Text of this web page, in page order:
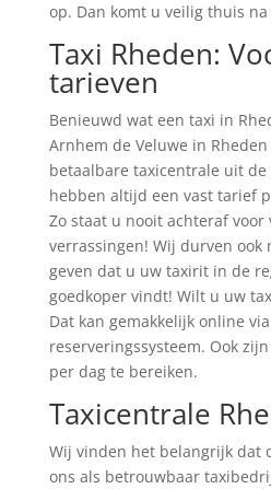
op. Dan komt u veilig thuis
Taxi Rheden:
tarieven
Benieuwd wat een taxi in
Arnhem de Veluwe in
betaalbare taxicentrale uit de
hebben altijd een vast tarief
Zo staat u nooit achteraf voor
verrassingen! Wij durven ook
geven dat u uw taxirit ​in de
goedkoper vindt! Wilt u uw
Dat kan gemakkelijk online
reserveringssysteem. Ook
per dag te bereiken.
Taxicentrale
Wij vinden het belangrijk dat
ons als betrouwbaar